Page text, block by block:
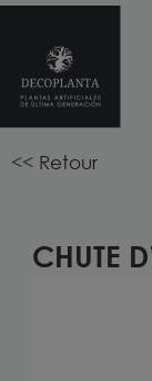
Accueil
ARTIFICIELLES
/
<< Retour
CHUTE